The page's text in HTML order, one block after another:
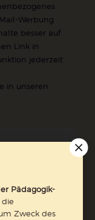
Werbung
besser auf
Link in
jederzeit
in unseren
anmelden
Pädagogik-
Zweck des